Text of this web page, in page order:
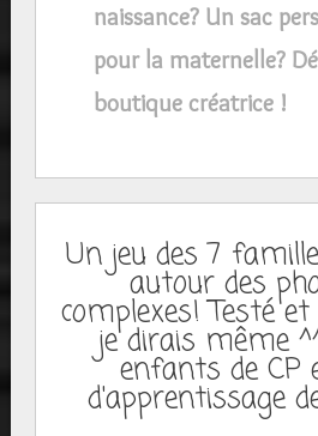
naissance? Un sac
pour la maternelle?
boutique créatrice !
Un jeu des 7
autour des
complexes! Testé
je dirais même
enfants de CP
d'apprentissage